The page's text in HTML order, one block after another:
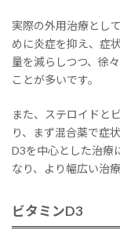
実際の外用治療とし
めに炎症を抑え、症
量を減らしつつ、徐
ことが多いです。
また、ステロイドと
り、まず混合薬で症
D3を中心とした治療
なり、より幅広い治
ビタミンD3